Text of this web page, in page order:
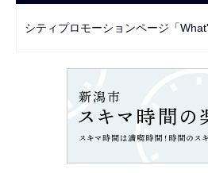
シティプロモーションページ「